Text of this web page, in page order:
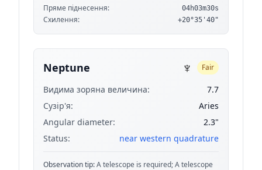
Пряме піднесення: 04h03m30s
Схилення: +20°35'40"
Neptune ♆ Fair
Видима зоряна величина:
7.7
Сузір'я:
Aries
Angular diameter:
2.3"
Status:
near western quadrature
Observation tip:A telescope is required; A telescope